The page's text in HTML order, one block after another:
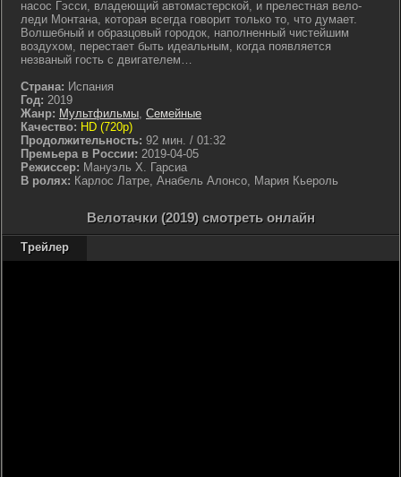
насос Гэсси, владеющий автомастерской, и прелестная вело-
леди Монтана, которая всегда говорит только то, что думает.
Волшебный и образцовый городок, наполненный чистейшим
воздухом, перестает быть идеальным, когда появляется
незваный гость с двигателем…
Страна: Испания
Год: 2019
Жанр: Мультфильмы, Семейные
Качество: HD (720p)
Продолжительность: 92 мин. / 01:32
Премьера в России: 2019-04-05
Режиссер: Мануэль Х. Гарсиа
В ролях: Карлос Латре, Анабель Алонсо, Мария Кьероль
Велотачки (2019) смотреть онлайн
Трейлер